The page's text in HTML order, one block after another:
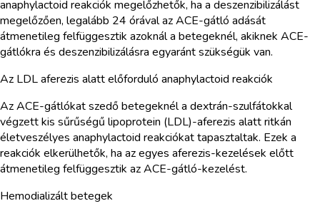
anaphylactoid reakciók megelőzhetők, ha a deszenzibilizálást
megelőzően, legalább 24 órával az ACE-gátló adását
átmenetileg felfüggesztik azoknál a betegeknél, akiknek ACE-
gátlókra és deszenzibilizálásra egyaránt szükségük van.
Az LDL aferezis alatt előforduló anaphylactoid reakciók
Az ACE-gátlókat szedő betegeknél a dextrán-szulfátokkal
végzett kis sűrűségű lipoprotein (LDL)-aferezis alatt ritkán
életveszélyes anaphylactoid reakciókat tapasztaltak. Ezek a
reakciók elkerülhetők, ha az egyes aferezis-kezelések előtt
átmenetileg felfüggesztik az ACE-gátló-kezelést.
Hemodializált betegek